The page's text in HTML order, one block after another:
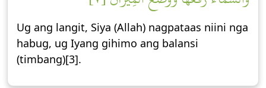
Ug ang langit, Siya (Allah) nagpataas niini nga
habug, ug Iyang gihimo ang balansi
(timbang)[3].